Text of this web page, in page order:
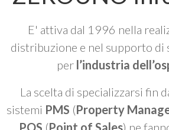
E' attiva dal 1996 nella
distribuzione e nel supporto di
per l’industria
La scelta di specializzarsi fin
sistemi PMS (Property
POS (Point of Sales) ne